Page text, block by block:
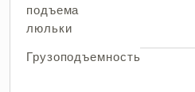
подъема
люльки
Грузоподъемность